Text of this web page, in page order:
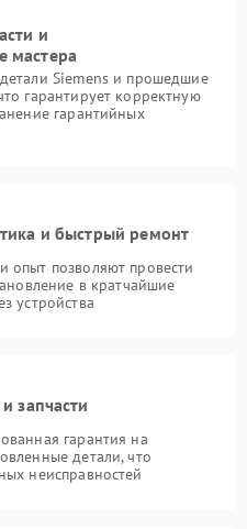
и
мастера
Siemens и прошедшие
гарантирует корректную
гарантийных
и быстрый ремонт
позволяют провести
в кратчайшие
устройства
запчасти
гарантия на
детали, что
неисправностей